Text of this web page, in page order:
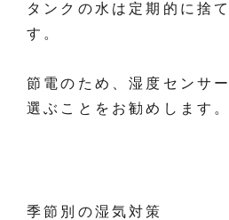
タンクの水は定期的に捨
す。
節電のため、湿度センサ
選ぶことをお勧めします。
季節別の湿気対策